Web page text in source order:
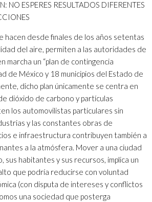
NO ESPERES RESULTADOS DIFERENTES
hacen desde finales de los años setentas
del aire, permiten a las autoridades de
marcha un “plan de contingencia
de México y 18 municipios del Estado de
dicho plan únicamente se centra en
dióxido de carbono y partículas
los automovilistas particulares sin
y las constantes obras de
e infraestructura contribuyen también a
a la atmósfera. Mover a una ciudad
sus habitantes y sus recursos, implica un
que podría reducirse con voluntad
(con disputa de intereses y conflictos
una sociedad que posterga